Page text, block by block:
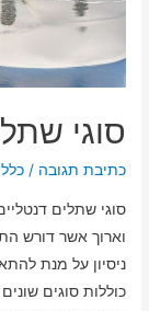
סוגי
כתיבת תגובה /
סוגי שתלים
וארוך אשר דורש
ניסיון על מנת
כוללות סוגים